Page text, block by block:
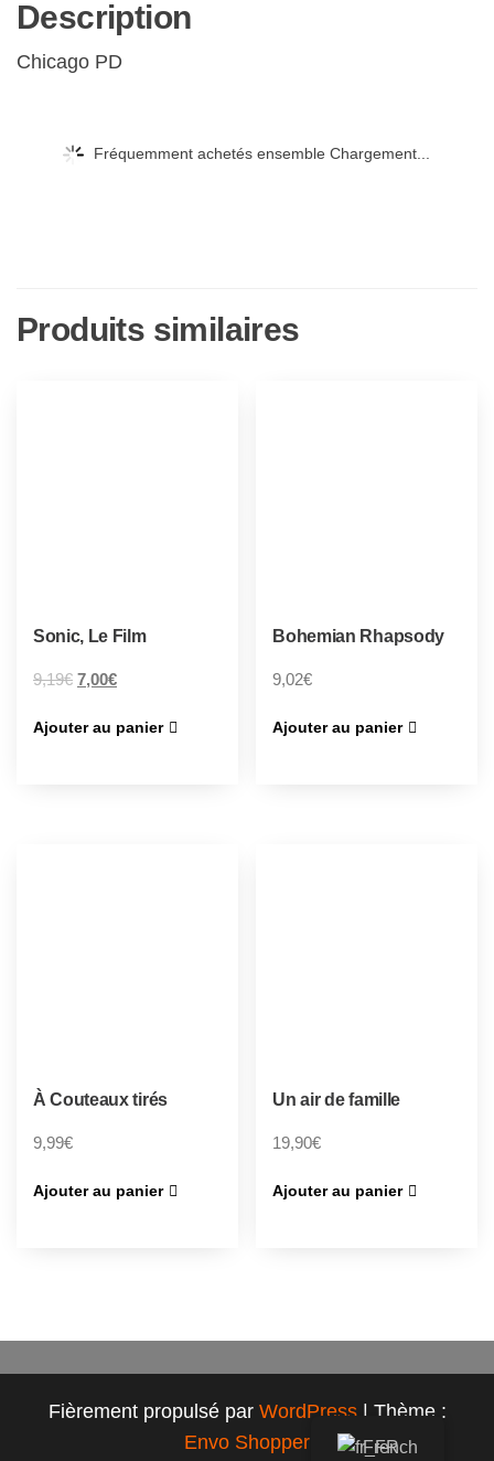
Description
Chicago PD
Fréquemment achetés ensemble Chargement...
Produits similaires
Sonic, Le Film
9,19€ 7,00€
Ajouter au panier
Bohemian Rhapsody
9,02€
Ajouter au panier
À Couteaux tirés
9,99€
Ajouter au panier
Un air de famille
19,90€
Ajouter au panier
Fièrement propulsé par WordPress | Thème :
Envo Shopper
French